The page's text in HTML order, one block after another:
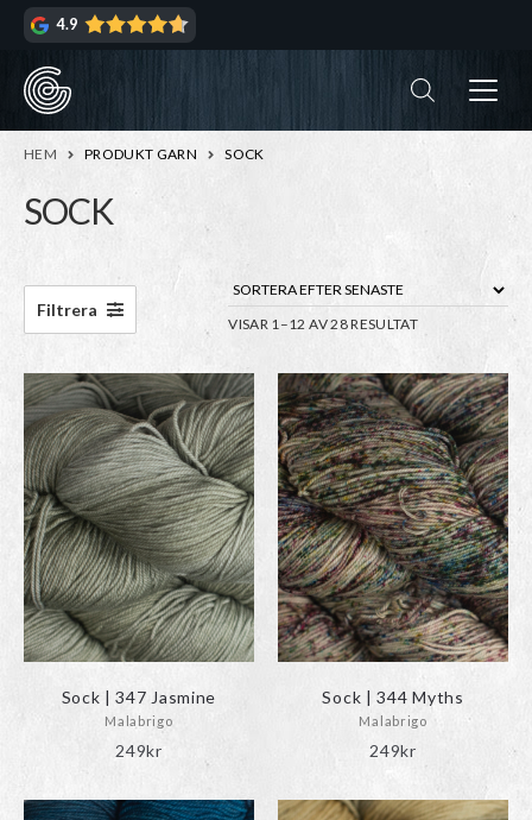
Hoppa
navigering
Hoppa
innehåll
4.9
HEM PRODUKT GARN SOCK
SOCK
VISAR 1–12 AV 28 RESULTATSORTERA
Filtrera
Sock | 347 Jasmine
Malabrigo
249kr
Sock | 344 Myths
Malabrigo
249kr